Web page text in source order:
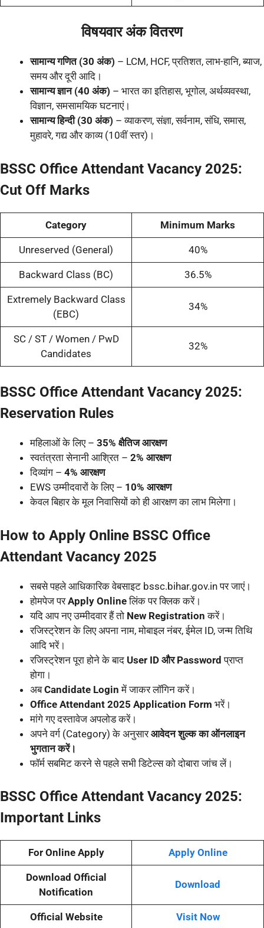
विषयवार अंक वितरण
सामान्य गणित (30 अंक) – LCM, HCF, प्रतिशत, लाभ-हानि, ब्याज,
समय और दूरी आदि।
सामान्य ज्ञान (40 अंक) – भारत का इतिहास, भूगोल, अर्थव्यवस्था,
विज्ञान, समसामयिक घटनाएं।
सामान्य हिन्दी (30 अंक) – व्याकरण, संज्ञा, सर्वनाम, संधि, समास,
मुहावरे, गद्य और काव्य (10वीं स्तर)।
BSSC Office Attendant Vacancy 2025:
Cut Off Marks
Category Minimum Marks
Unreserved (General) 40%
Backward Class (BC) 36.5%
Extremely Backward Class
(EBC)
34%
SC / ST / Women / PwD
Candidates
32%
BSSC Office Attendant Vacancy 2025:
Reservation Rules
महिलाओं के लिए – 35% क्षैतिज आरक्षण
स्वतंत्रता सेनानी आश्रित – 2% आरक्षण
दिव्यांग – 4% आरक्षण
EWS उम्मीदवारों के लिए – 10% आरक्षण
केवल बिहार के मूल निवासियों को ही आरक्षण का लाभ मिलेगा।
How to Apply Online BSSC Office
Attendant Vacancy 2025
सबसे पहले आधिकारिक वेबसाइट bssc.bihar.gov.in पर जाएं।
होमपेज परApply Onlineलिंक पर क्लिक करें।
यदि आप नए उम्मीदवार हैं तो New Registration करें।
रजिस्ट्रेशन के लिए अपना नाम, मोबाइल नंबर, ईमेल ID, जन्म तिथि
आदि भरें।
रजिस्ट्रेशन पूरा होने के बाद User ID और Password प्राप्त
होगा।
अबCandidate Login में जाकर लॉगिन करें।
Office Attendant 2025 Application Form भरें।
मांगे गए दस्तावेज अपलोड करें।
अपने वर्ग (Category) के अनुसारआवेदन शुल्क का ऑनलाइन
भुगतान करें।
फॉर्म सबमिट करने से पहले सभी डिटेल्स को दोबारा जांच लें।
BSSC Office Attendant Vacancy 2025:
Important Links
For Online Apply Apply Online
Download Official
Notification
Download
Official Website Visit Now